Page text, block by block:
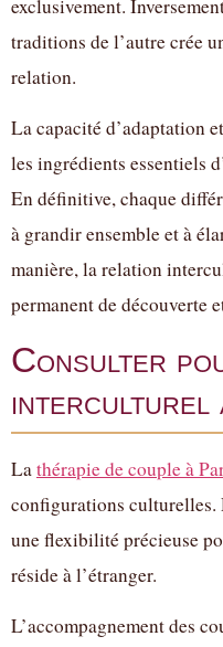
exclusivement.
traditions de l’autre crée
relation.
La capacité d’adaptation
les ingrédients essentiels
En définitive, chaque
à grandir ensemble et à
manière, la relation
permanent de découverte
Consulter
interculturel
Lathérapie de couple à
configurations culturelles.
une flexibilité précieuse
réside à l’étranger.
L’accompagnement des